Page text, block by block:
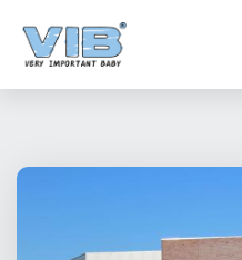
VIB®-Händler werden